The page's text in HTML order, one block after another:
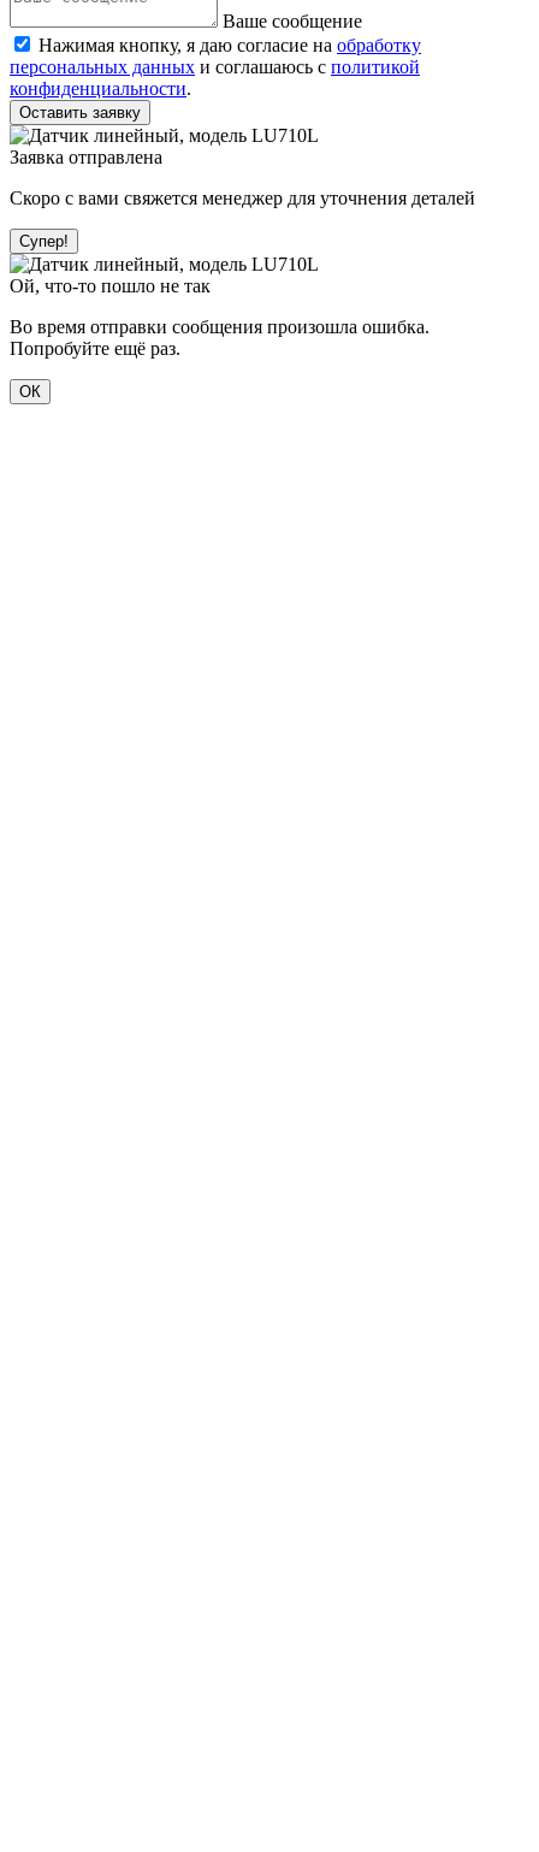
Ваше сообщение
Нажимая кнопку, я даю согласие на обработку
персональных данных и соглашаюсь с политикой
конфиденциальности.
Оставить заявку
Заявка отправлена
Скоро с вами свяжется менеджер для уточнения деталей
Супер!
Ой, что-то пошло не так
Во время отправки сообщения произошла ошибка.
Попробуйте ещё раз.
ОК